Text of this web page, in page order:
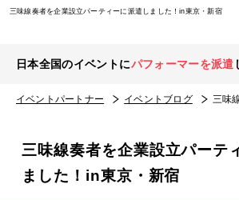
三味線奏者を企業設立パーティーに派遣しました！in東京・新宿
日本全国のイベントにパフォーマーを派遣
イベントパートナー イベントブログ 三味線奏者を
三味線奏者を企業設立パーテ
ました！in東京・新宿